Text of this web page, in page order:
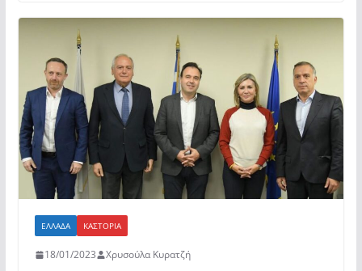
b
o
o
k
A
p
p
σ
τε
ίτ
ε
ΕΛΛΆΔΑ ΚΑΣΤΟΡΙΆ
18/01/2023 Χρυσούλα Κυρατζή